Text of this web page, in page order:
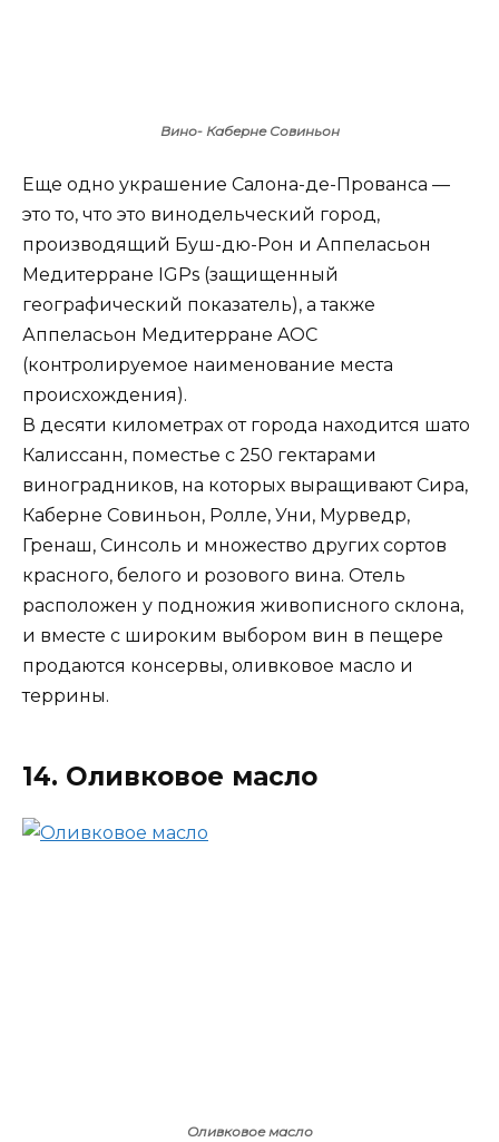
Вино- Каберне Совиньон
Еще одно украшение Салона-де-Прованса —
это то, что это винодельческий город,
производящий Буш-дю-Рон и Аппеласьон
Медитерране IGPs (защищенный
географический показатель), а также
Аппеласьон Медитерране AOC
(контролируемое наименование места
происхождения).
В десяти километрах от города находится шато
Калиссанн, поместье с 250 гектарами
виноградников, на которых выращивают Сира,
Каберне Совиньон, Ролле, Уни, Мурведр,
Гренаш, Синсоль и множество других сортов
красного, белого и розового вина. Отель
расположен у подножия живописного склона,
и вместе с широким выбором вин в пещере
продаются консервы, оливковое масло и
террины.
14. Оливковое масло
Оливковое масло